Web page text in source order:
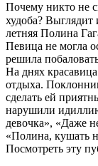
Почему никто не
худоба?
летняя Полина
Певица не могла
решила
На днях
отдыха.
сделать ей
нарушили
девочка», «Даже
«Полина, кушать
Посмотреть эту